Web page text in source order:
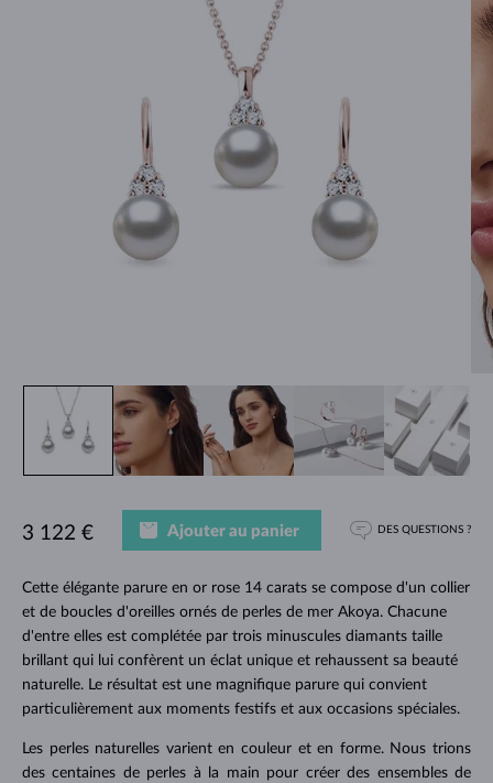
Cette élégante parure en or rose 14 carats se compose d'un collier
et de boucles d'oreilles ornés de perles de mer Akoya. Chacune
d'entre elles est complétée par trois minuscules diamants taille
brillant qui lui confèrent un éclat unique et rehaussent sa beauté
naturelle. Le résultat est une magnifique parure qui convient
particulièrement aux moments festifs et aux occasions spéciales.
Les perles naturelles varient en couleur et en forme. Nous trions
des centaines de perles à la main pour créer des ensembles de
3 122 € Ajouter au panier DES QUESTIONS ?